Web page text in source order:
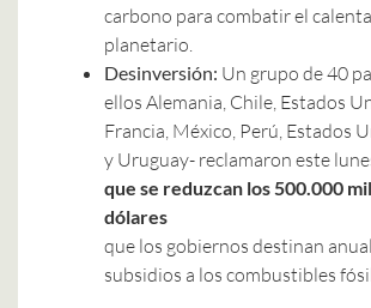
carbono para combatir el
planetario.
Desinversión: Un grupo de 40
ellos Alemania, Chile, Estados
Francia, México, Perú, Estados
y Uruguay- reclamaron este
que se reduzcan los 500.000
dólares
que los gobiernos destinan
subsidios a los combustibles